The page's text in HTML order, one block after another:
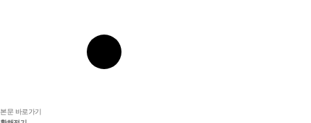
본문 바로가기